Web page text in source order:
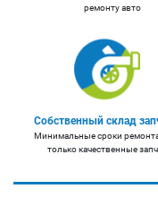
ремонту авто
Собственный склад
Минимальные сроки
только качественные